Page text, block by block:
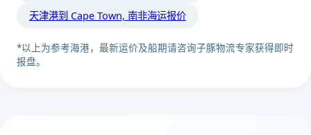
天津港到 Cape Town, 南非海运报价
*以上为参考海港，最新运价及船期请咨询子豚物流专家获得即时
报盘。